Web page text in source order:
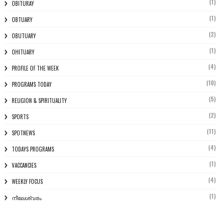
OBITURAY (1)
OBTUARY (1)
OBUTUARY (2)
OHITUARY (1)
PROFILE OF THE WEEK (4)
PROGRAMS TODAY (10)
RELIGION & SPIRITUALITY (5)
SPORTS (2)
SPOTNEWS (11)
TODAYS PROGRAMS (4)
VACCANCIES (1)
WEEKLY FOCUS (4)
നീലേശ്വരം (1)